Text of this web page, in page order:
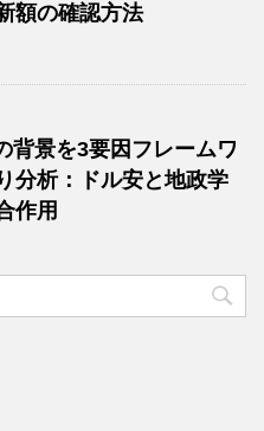
額の確認方法
背景を3要因フレームワ
分析：ドル安と地政学
作用